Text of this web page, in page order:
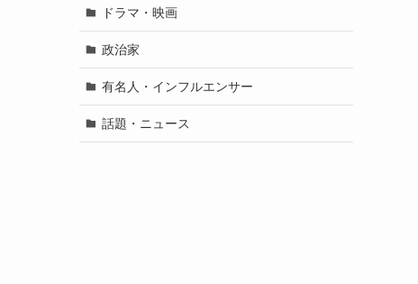
ドラマ・映画
政治家
有名人・インフルエンサー
話題・ニュース